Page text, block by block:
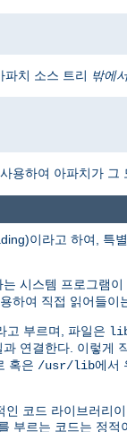
파치 소스 트리 밖에
용하여 아파치가 그
이라고 하여, 특
는 시스템 프로그램
하여 직접 읽어들이
고 부르며, 파일은
과 연결한다. 이렇게
혹은 /usr/lib에서
코드 라이브러리
부르는 코드는 정적